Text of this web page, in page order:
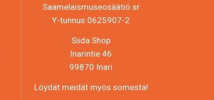
Saamelaismuseosäätiö sr
Y-tunnus 0625907-2
Siida Shop
Inarintie 46
99870 Inari
Löydät meidät myös somesta!